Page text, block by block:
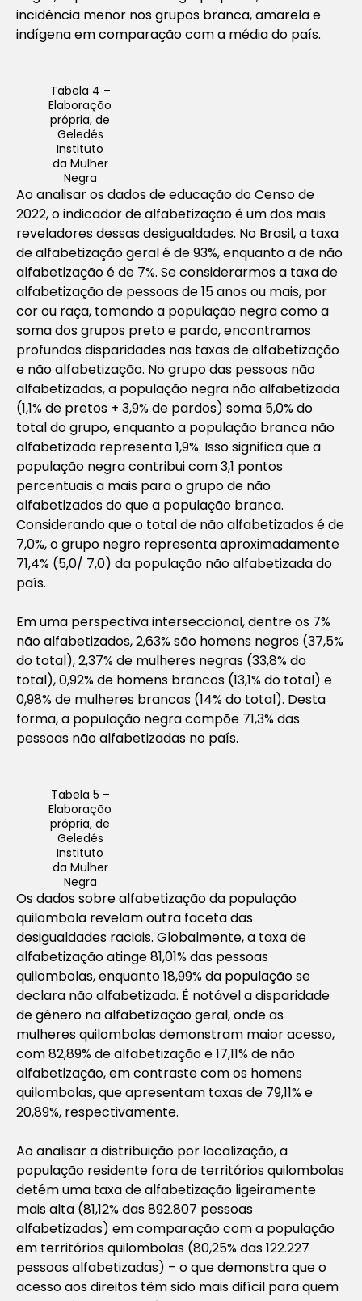
incidência menor nos grupos branca, amarela e
indígena em comparação com a média do país.
Tabela 4 –
Elaboração
própria, de
Geledés
Instituto
da Mulher
Negra
Ao analisar os dados de educação do Censo de
2022, o indicador de alfabetização é um dos mais
reveladores dessas desigualdades. No Brasil, a taxa
de alfabetização geral é de 93%, enquanto a de não
alfabetização é de 7%. Se considerarmos a taxa de
alfabetização de pessoas de 15 anos ou mais, por
cor ou raça, tomando a população negra como a
soma dos grupos preto e pardo, encontramos
profundas disparidades nas taxas de alfabetização
e não alfabetização. No grupo das pessoas não
alfabetizadas, a população negra não alfabetizada
(1,1% de pretos + 3,9% de pardos) soma 5,0% do
total do grupo, enquanto a população branca não
alfabetizada representa 1,9%. Isso significa que a
população negra contribui com 3,1 pontos
percentuais a mais para o grupo de não
alfabetizados do que a população branca.
Considerando que o total de não alfabetizados é de
7,0%, o grupo negro representa aproximadamente
71,4% (5,0/ 7,0) da população não alfabetizada do
país.
Em uma perspectiva interseccional, dentre os 7%
não alfabetizados, 2,63% são homens negros (37,5%
do total), 2,37% de mulheres negras (33,8% do
total), 0,92% de homens brancos (13,1% do total) e
0,98% de mulheres brancas (14% do total). Desta
forma, a população negra compõe 71,3% das
pessoas não alfabetizadas no país.
Tabela 5 –
Elaboração
própria, de
Geledés
Instituto
da Mulher
Negra
Os dados sobre alfabetização da população
quilombola revelam outra faceta das
desigualdades raciais. Globalmente, a taxa de
alfabetização atinge 81,01% das pessoas
quilombolas, enquanto 18,99% da população se
declara não alfabetizada. É notável a disparidade
de gênero na alfabetização geral, onde as
mulheres quilombolas demonstram maior acesso,
com 82,89% de alfabetização e 17,11% de não
alfabetização, em contraste com os homens
quilombolas, que apresentam taxas de 79,11% e
20,89%, respectivamente.
Ao analisar a distribuição por localização, a
população residente fora de territórios quilombolas
detém uma taxa de alfabetização ligeiramente
mais alta (81,12% das 892.807 pessoas
alfabetizadas) em comparação com a população
em territórios quilombolas (80,25% das 122.227
pessoas alfabetizadas) – o que demonstra que o
acesso aos direitos têm sido mais difícil para quem